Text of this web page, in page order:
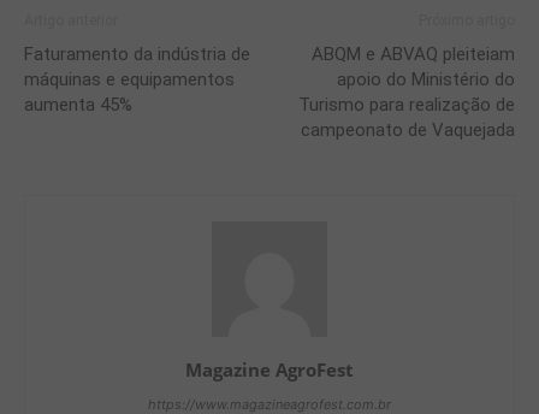
Faturamento da indústria de
máquinas e equipamentos
aumenta 45%
ABQM e ABVAQ pleiteiam
apoio do Ministério do
Turismo para realização de
campeonato de Vaquejada
Magazine AgroFest
https://www.magazineagrofest.com.br